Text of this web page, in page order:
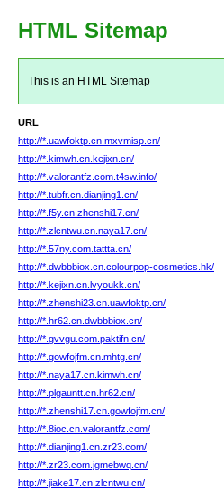
HTML Sitemap
This is an HTML Sitemap
URL
http://*.uawfoktp.cn.mxvmisp.cn/
http://*.kimwh.cn.kejixn.cn/
http://*.valorantfz.com.t4sw.info/
http://*.tubfr.cn.dianjing1.cn/
http://*.f5y.cn.zhenshi17.cn/
http://*.zlcntwu.cn.naya17.cn/
http://*.57ny.com.tattta.cn/
http://*.dwbbbiox.cn.colourpop-cosmetics.hk/
http://*.kejixn.cn.lvyoukk.cn/
http://*.zhenshi23.cn.uawfoktp.cn/
http://*.hr62.cn.dwbbbiox.cn/
http://*.gvvgu.com.paktifn.cn/
http://*.gowfojfm.cn.mhtg.cn/
http://*.naya17.cn.kimwh.cn/
http://*.plgauntt.cn.hr62.cn/
http://*.zhenshi17.cn.gowfojfm.cn/
http://*.8ioc.cn.valorantfz.com/
http://*.dianjing1.cn.zr23.com/
http://*.zr23.com.jgmebwq.cn/
http://*.jiake17.cn.zlcntwu.cn/